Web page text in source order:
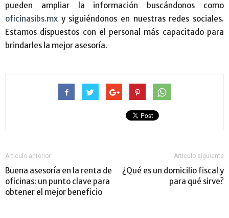
pueden ampliar la información buscándonos como
oficinasibs.mx y siguiéndonos en nuestras redes sociales.
Estamos dispuestos con el personal más capacitado para
brindarles la mejor asesoría.
Artículo anterior
Buena asesoría en la renta de
oficinas: un punto clave para
obtener el mejor beneficio
Artículo siguiente
¿Qué es un domicilio fiscal y
para qué sirve?